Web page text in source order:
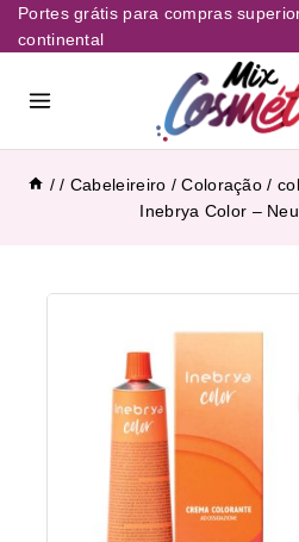
Portes grátis para compras
continental
/ / Cabeleireiro / Coloração /
Inebrya Color –